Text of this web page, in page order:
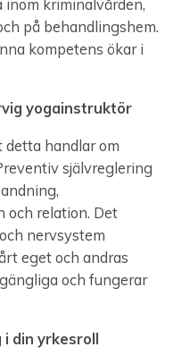
inom kriminalvården,
på behandlingshem.
kompetens ökar i
yogainstruktör
handlar om
självreglering
och relation. Det
nervsystem
eget och andras
och fungerar
din yrkesroll